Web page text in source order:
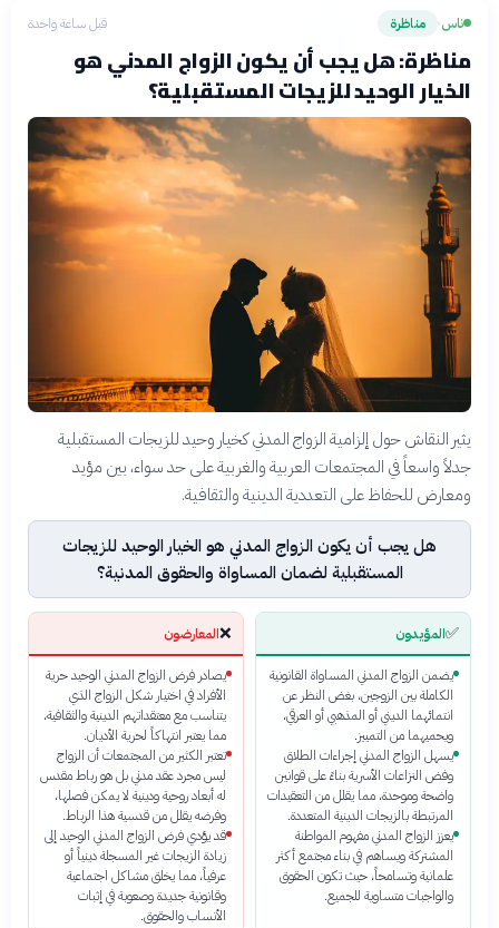
ناس› مناظرة قبل ساعة واحدة
مناظرة: هل يجب أن يكون الزواج المدني هو
الخيار الوحيد للزيجات المستقبلية؟
يثير النقاش حول إلزامية الزواج المدني كخيار وحيد للزيجات المستقبلية
جدلاً واسعاً في المجتمعات العربية والغربية على حد سواء، بين مؤيد
ومعارض للحفاظ على التعددية الدينية والثقافية.
هل يجب أن يكون الزواج المدني هو الخيار الوحيد للزيجات
المستقبلية لضمان المساواة والحقوق المدنية؟
✅المؤيدون
يضمن الزواج المدني المساواة القانونية
الكاملة بين الزوجين، بغض النظر عن
انتمائهما الديني أو المذهبي أو العرقي،
ويحميهما من التمييز.
يسهل الزواج المدني إجراءات الطلاق
وفض النزاعات الأسرية بناءً على قوانين
واضحة وموحدة، مما يقلل من التعقيدات
المرتبطة بالزيجات الدينية المتعددة.
يعزز الزواج المدني مفهوم المواطنة
المشتركة ويساهم في بناء مجتمع أكثر
علمانية وتسامحاً، حيث تكون الحقوق
والواجبات متساوية للجميع.
❌المعارضون
يصادر فرض الزواج المدني الوحيد حرية
الأفراد في اختيار شكل الزواج الذي
يتناسب مع معتقداتهم الدينية والثقافية،
مما يعتبر انتهاكاً لحرية الأديان.
تعتبر الكثير من المجتمعات أن الزواج
ليس مجرد عقد مدني بل هو رباط مقدس
له أبعاد روحية ودينية لا يمكن فصلها،
وفرضه يقلل من قدسية هذا الرباط.
قد يؤدي فرض الزواج المدني الوحيد إلى
زيادة الزيجات غير المسجلة دينياً أو
عرفياً، مما يخلق مشاكل اجتماعية
وقانونية جديدة وصعوبة في إثبات
الأنساب والحقوق.